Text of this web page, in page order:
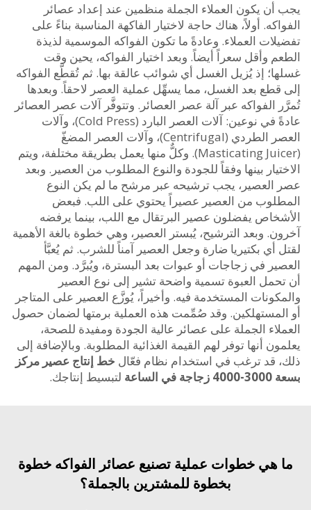
يكون العملاء الجملة منظمين عند إعداد عصائر
أولاً، هناك حاجة لاختيار الفاكهة المناسبة بناءً على
العملاء. وعادةً ما تكون الفواكه الموسمية لذيذة
وأقل سعراً أيضاً. وبعد اختيار الفواكه، يحين وقت
إذ يُزيل الغسل أي شوائب عالقة بها. ثم تُقطَّع الفواكه
بعد الغسل، مما يسهِّل عملية العصر لاحقاً. وبعدها
الفواكه عبر آلة عصر العصائر. وتتوفَّر آلات عصر العصائر
عادةً في نوعين: آلات العصر البارد (Cold Press)، وآلات
العصر الطردي (Centrifugal)، وآلات العصر المضغّ
(Masticating Juicer). وكلٌّ منها يعمل بطريقة مختلفة، ويتم
بينها وفقاً للجودة والنوع المطلوب من العصير. وبعد
يجب ترشيحه عبر مرشح ما لم يكن النوع
من العصير عصيراً يحتوي على اللب. فبعض
يفضلون عصير البرتقال مع اللب، بينما يرفضه
وبعد الترشيح، يُبستر العصير، وهي خطوة بالغة الأهمية
أي بكتيريا ضارة وجعل العصير آمناً للشرب. ثم يُعبَّأ
في زجاجات أو عبوات بعد البسترة، ويُبرَّد. ومن المهم
العبوة تسمية واضحة تشير إلى نوع العصير
المستخدمة فيه. وأخيراً، يُوزَّع العصير على المتاجر
وقد صُمِّمت هذه العملية برمتها لضمان حصول
الجملة على عصائر عالية الجودة ومفيدة للصحة،
أنها توفر لهم القيمة الغذائية المطلوبة. وبالإضافة إلى
قد ترغب في استخدام نظام فعّالخط إنتاج عصير مركز
لتبسيط إنتاجك.
هي خطوات عملية تصنيع عصائر الفواكه خطوة
بخطوة للمشترين بالجملة؟